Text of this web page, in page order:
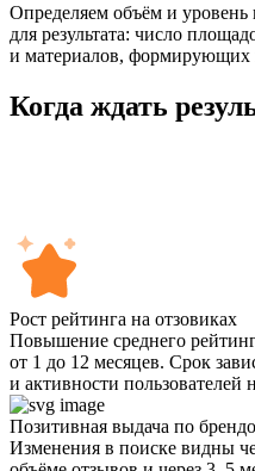
Определяем объём и уровень
для результата: число
и материалов, формирующих
Когда ждать
Рост рейтинга на отзовиках
Повышение среднего
от 1 до 12 месяцев. Срок
и активности пользователей
Позитивная выдача по
Изменения в поиске видны